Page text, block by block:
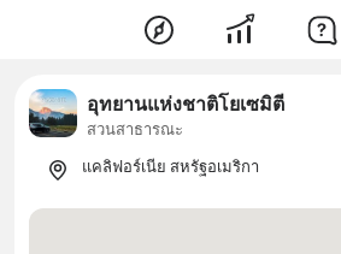
อุทยานแห่งชาติโยเซมิตี
สวนสาธารณะ
แคลิฟอร์เนีย สหรัฐอเมริกา